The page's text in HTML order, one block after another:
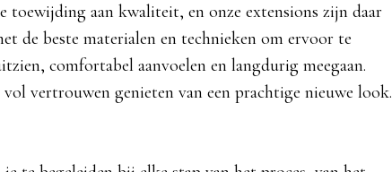
toewijding aan kwaliteit, en onze extensions zijn daar
de beste materialen en technieken om ervoor te
comfortabel aanvoelen en langdurig meegaan.
vertrouwen genieten van een prachtige nieuwe look.